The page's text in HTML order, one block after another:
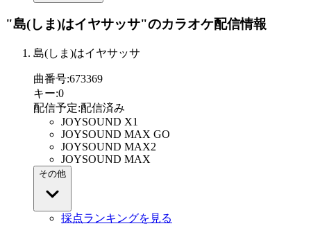
"島(しま)はイヤサッサ"のカラオケ配信情報
島(しま)はイヤサッサ
曲番号:673369
キー:0
配信予定:配信済み
JOYSOUND X1
JOYSOUND MAX GO
JOYSOUND MAX2
JOYSOUND MAX
その他
採点ランキングを見る